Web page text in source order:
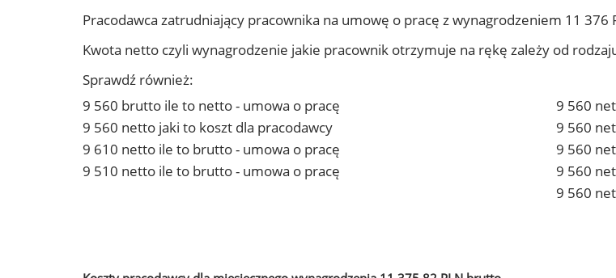
Pracodawca zatrudniający pracownika na umowę o pracę z wynagrodzeniem 11 376
Kwota netto czyli wynagrodzenie jakie pracownik otrzymuje na rękę zależy od
Sprawdź również:
9 560 brutto ile to netto - umowa o pracę
9 560 netto jaki to koszt dla pracodawcy
9 610 netto ile to brutto - umowa o pracę
9 510 netto ile to brutto - umowa o pracę
9 560
9 560
9 560
9 560
9 560